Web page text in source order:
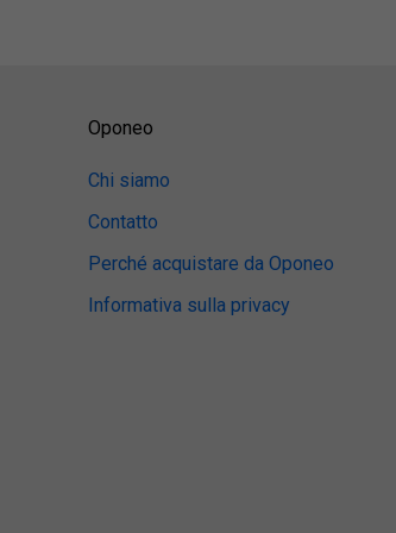
225/40 R18
Oponeo
Chi siamo
Contatto
Perché acquistare da Oponeo
Informativa sulla privacy